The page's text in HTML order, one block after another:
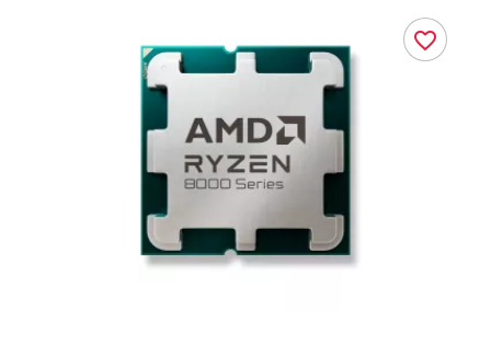
favorite_border